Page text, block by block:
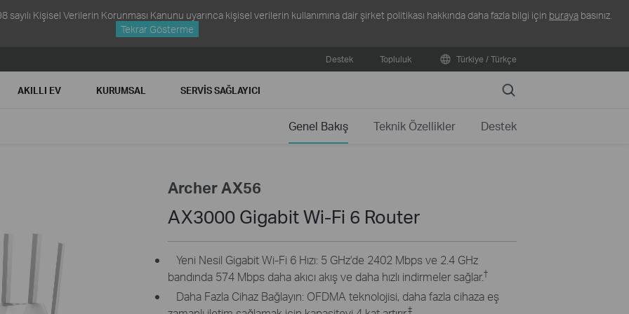
Kişisel Verilerin Korunması Kanunu uyarınca kişisel verilerin kullanımına dair şirket politikası hakkında daha fazla bilgi için buraya basınız.
Tekrar Gösterme
Destek Topluluk Türkiye / Türkçe
AKILLI EV KURUMSAL SERVIS SAĞLAYICI Search
Genel Bakış Teknik Özellikler Destek
Archer AX56
AX3000 Gigabit Wi-Fi 6 Router
Yeni Nesil Gigabit Wi-Fi 6 Hızı: 5 GHz'de 2402 Mbps ve 2.4 GHz
bandında 574 Mbps daha akıcı akış ve daha hızlı indirmeler sağlar.†
Daha Fazla Cihaz Bağlayın: OFDMA teknolojisi, daha fazla cihaza eş
‡